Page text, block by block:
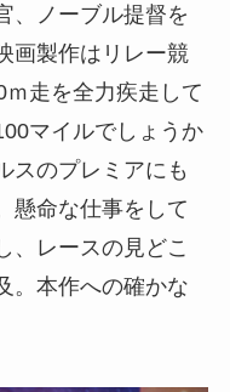
、ノーブル提督を
画製作はリレー競
走を全力疾走して
マイルでしょうか
スのプレミアにも
懸命な仕事をして
、レースの見どこ
。本作への確かな